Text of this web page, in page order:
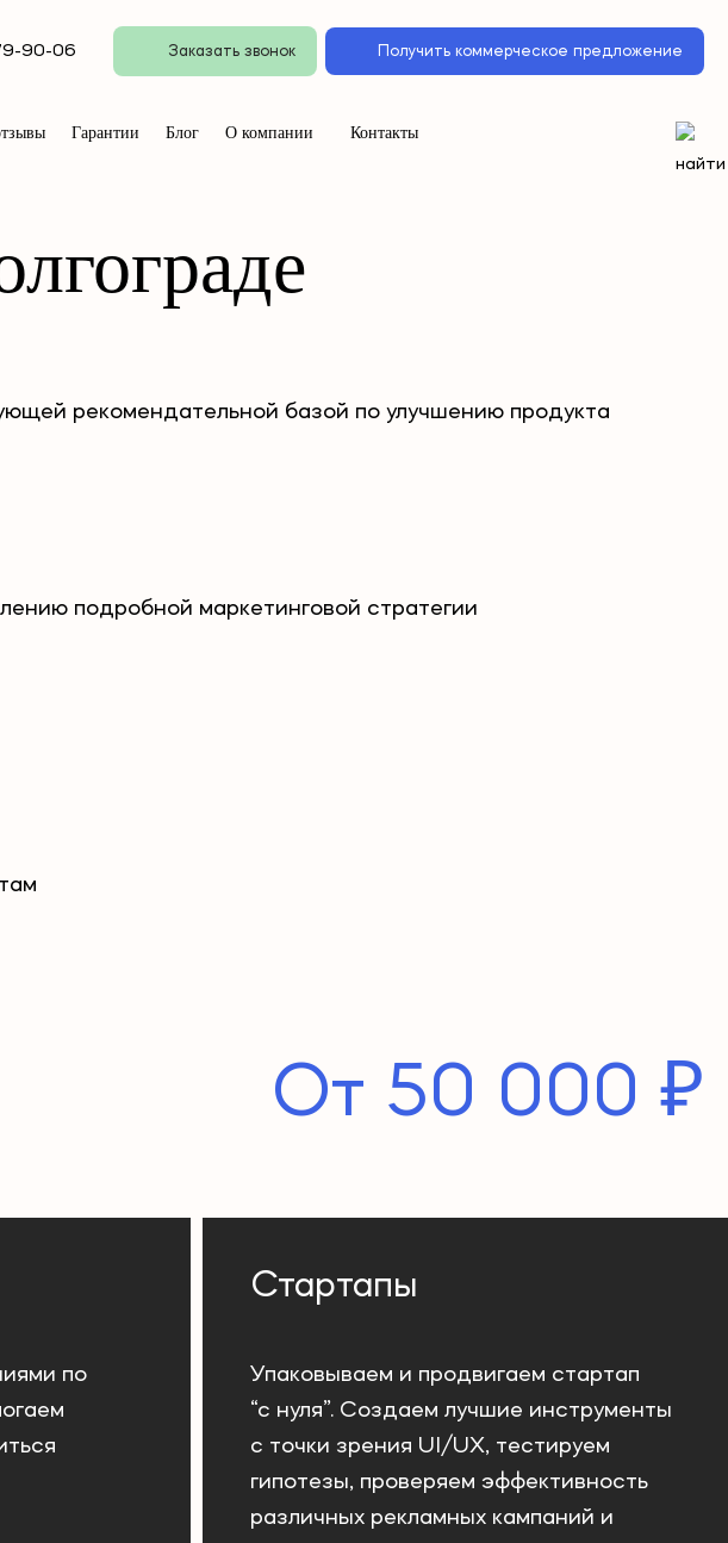
90-06 Заказать звонок Получить коммерческое предложение
Гарантии Блог О компании Контакты
рекомендательной базой по улучшению продукта
подробной маркетинговой стратегии
От 50 000 ₽
по
Стартапы
Упаковываем и продвигаем стартап
“с нуля”. Создаем лучшие инструменты
с точки зрения UI/UX, тестируем
гипотезы, проверяем эффективность
различных рекламных кампаний и